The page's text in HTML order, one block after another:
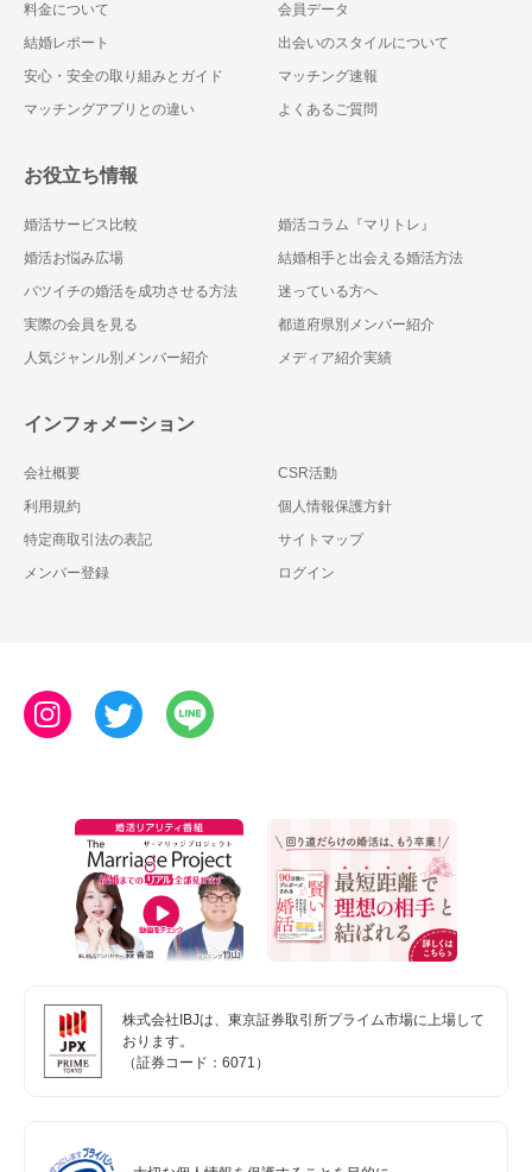
料金について
会員データ
結婚レポート
出会いのスタイルについて
安心・安全の取り組みとガイド
マッチング速報
マッチングアプリとの違い
よくあるご質問
お役立ち情報
婚活サービス比較
婚活コラム『マリトレ』
婚活お悩み広場
結婚相手と出会える婚活方法
バツイチの婚活を成功させる方法
迷っている方へ
実際の会員を見る
都道府県別メンバー紹介
人気ジャンル別メンバー紹介
メディア紹介実績
インフォメーション
会社概要
CSR活動
利用規約
個人情報保護方針
特定商取引法の表記
サイトマップ
メンバー登録
ログイン
株式会社IBJは、東京証券取引所プライム市場に上場して
おります。
（証券コード：6071）